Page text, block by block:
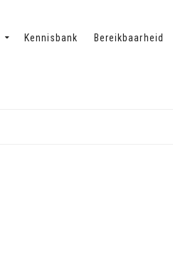
Kennisbank Bereikbaarheid